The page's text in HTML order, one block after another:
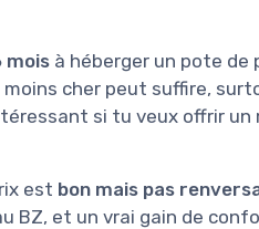
mois à héberger un pote de
cher peut suffire,
si tu veux offrir
est bon mais pas
BZ, et un vrai gain de